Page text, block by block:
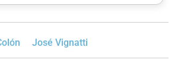
José Vignatti